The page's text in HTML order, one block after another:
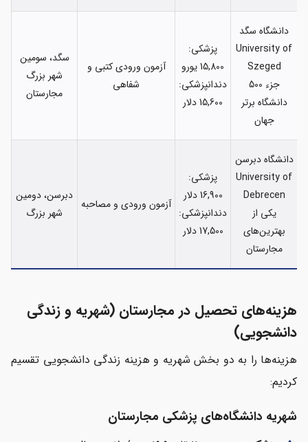
دانشگاه سگد
University of
Szeged
جزء 500
دانشگاه برتر
جهان
پزشکی:
15,800 یورو
دندانپزشکی:
15,600 دلار
آزمون ورودی کتبی و
شفاهی
سگد، سومین
شهر بزرگ
مجارستان
دانشگاه دبرسن
University of
Debrecen
یکی از
بهترین‌های
مجارستان
پزشکی:
16,900 دلار
دندانپزشکی:
17,500 دلار
آزمون ورودی و مصاحبه
دبرسن، دومین
شهر بزرگ
هزینه‌های تحصیل در مجارستان (شهریه و زندگی
دانشجویی)
هزینه‌ها را به دو بخش شهریه و هزینه زندگی دانشجویی تقسیم
کردیم:
شهریه دانشگاه‌های پزشکی مجارستان